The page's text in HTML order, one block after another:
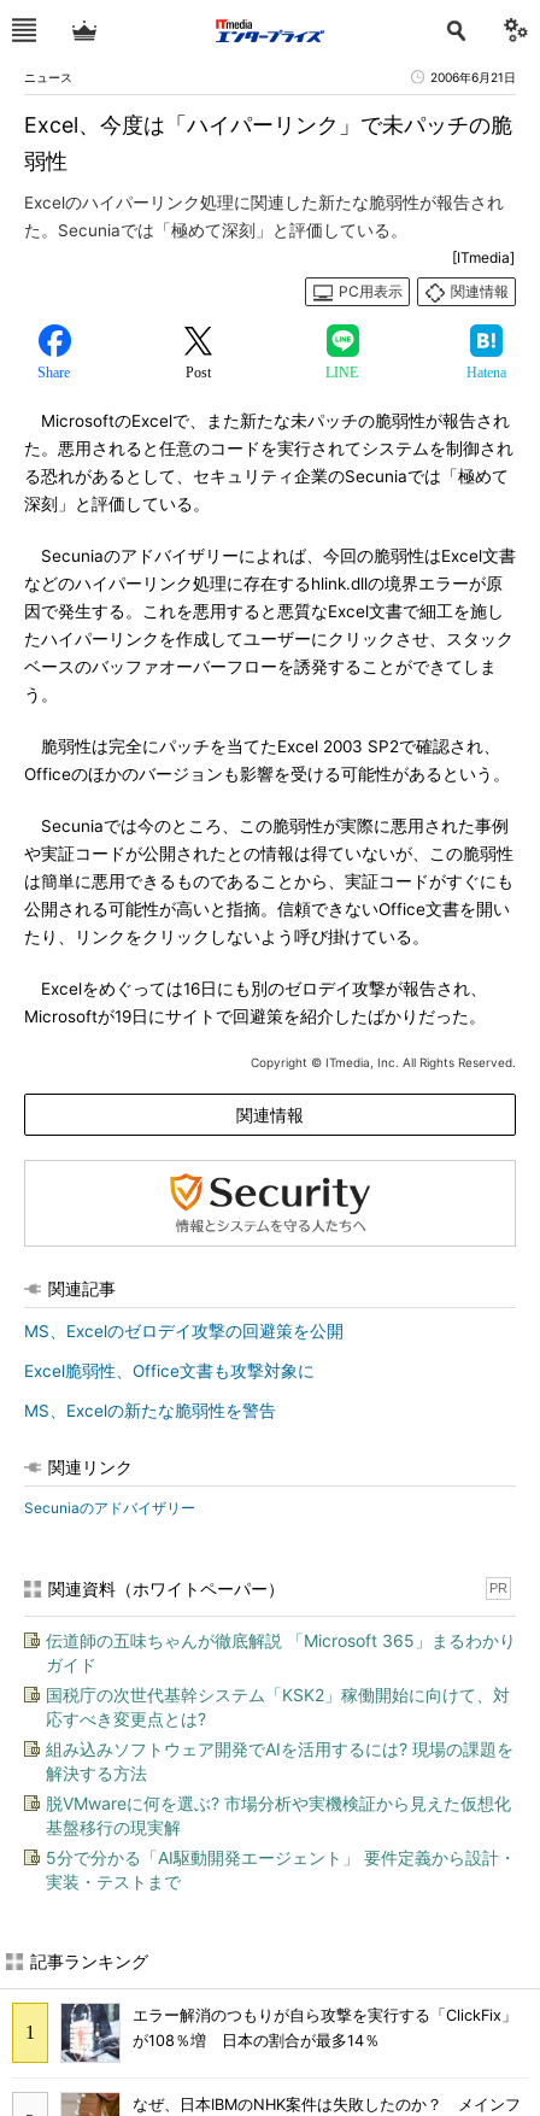
ニュース 2006年6月21日
Excel、今度は「ハイパーリンク」で未パッチの脆
弱性
Excelのハイパーリンク処理に関連した新たな脆弱性が報告され
た。Secuniaでは「極めて深刻」と評価している。
[ITmedia]
PC用表示
関連情報
Share Post LINE Hatena
MicrosoftのExcelで、また新たな未パッチの脆弱性が報告され
た。悪用されると任意のコードを実行されてシステムを制御され
る恐れがあるとして、セキュリティ企業のSecuniaでは「極めて
深刻」と評価している。
Secuniaのアドバイザリーによれば、今回の脆弱性はExcel文書
などのハイパーリンク処理に存在するhlink.dllの境界エラーが原
因で発生する。これを悪用すると悪質なExcel文書で細工を施し
たハイパーリンクを作成してユーザーにクリックさせ、スタック
ベースのバッファオーバーフローを誘発することができてしま
う。
脆弱性は完全にパッチを当てたExcel 2003 SP2で確認され、
Officeのほかのバージョンも影響を受ける可能性があるという。
Secuniaでは今のところ、この脆弱性が実際に悪用された事例
や実証コードが公開されたとの情報は得ていないが、この脆弱性
は簡単に悪用できるものであることから、実証コードがすぐにも
公開される可能性が高いと指摘。信頼できないOffice文書を開い
たり、リンクをクリックしないよう呼び掛けている。
Excelをめぐっては16日にも別のゼロデイ攻撃が報告され、
Microsoftが19日にサイトで回避策を紹介したばかりだった。
Copyright © ITmedia, Inc. All Rights Reserved.
関連情報
関連記事
MS、Excelのゼロデイ攻撃の回避策を公開
Excel脆弱性、Office文書も攻撃対象に
MS、Excelの新たな脆弱性を警告
関連リンク
Secuniaのアドバイザリー
関連資料（ホワイトペーパー） PR
伝道師の五味ちゃんが徹底解説 「Microsoft 365」まるわかり
ガイド
国税庁の次世代基幹システム「KSK2」稼働開始に向けて、対
応すべき変更点とは?
組み込みソフトウェア開発でAIを活用するには? 現場の課題を
解決する方法
脱VMwareに何を選ぶ? 市場分析や実機検証から見えた仮想化
基盤移行の現実解
5分で分かる「AI駆動開発エージェント」 要件定義から設計・
実装・テストまで
記事ランキング
エラー解消のつもりが自ら攻撃を実行する「ClickFix」
が108％増 日本の割合が最多14％
なぜ、日本IBMのNHK案件は失敗したのか？ メインフ